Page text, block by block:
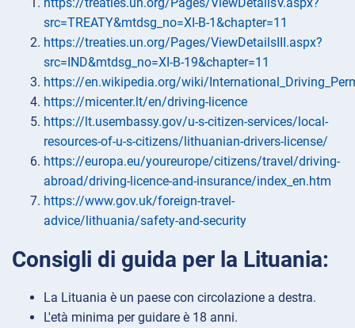
https://treaties.un.org/Pages/ViewDetailsV.aspx?
src=TREATY&mtdsg_no=XI-B-1&chapter=11
https://treaties.un.org/Pages/ViewDetailsIII.aspx?
src=IND&mtdsg_no=XI-B-19&chapter=11
https://en.wikipedia.org/wiki/
https://micenter.lt/en/driving-licence
https://lt.usembassy.gov/u-s-citizen-services/local-
resources-of-u-s-citizens/lithuanian-drivers-license/
https://europa.eu/youreurope/citizens/travel/driving-
abroad/driving-licence-and-insurance/index_en.htm
https://www.gov.uk/foreign-travel-
advice/lithuania/safety-and-security
Consigli di guida per la Lituania:
La Lituania è un paese con circolazione a destra.
L'età minima per guidare è 18 anni.